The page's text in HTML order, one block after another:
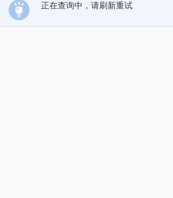
正在查询中，请刷新重试